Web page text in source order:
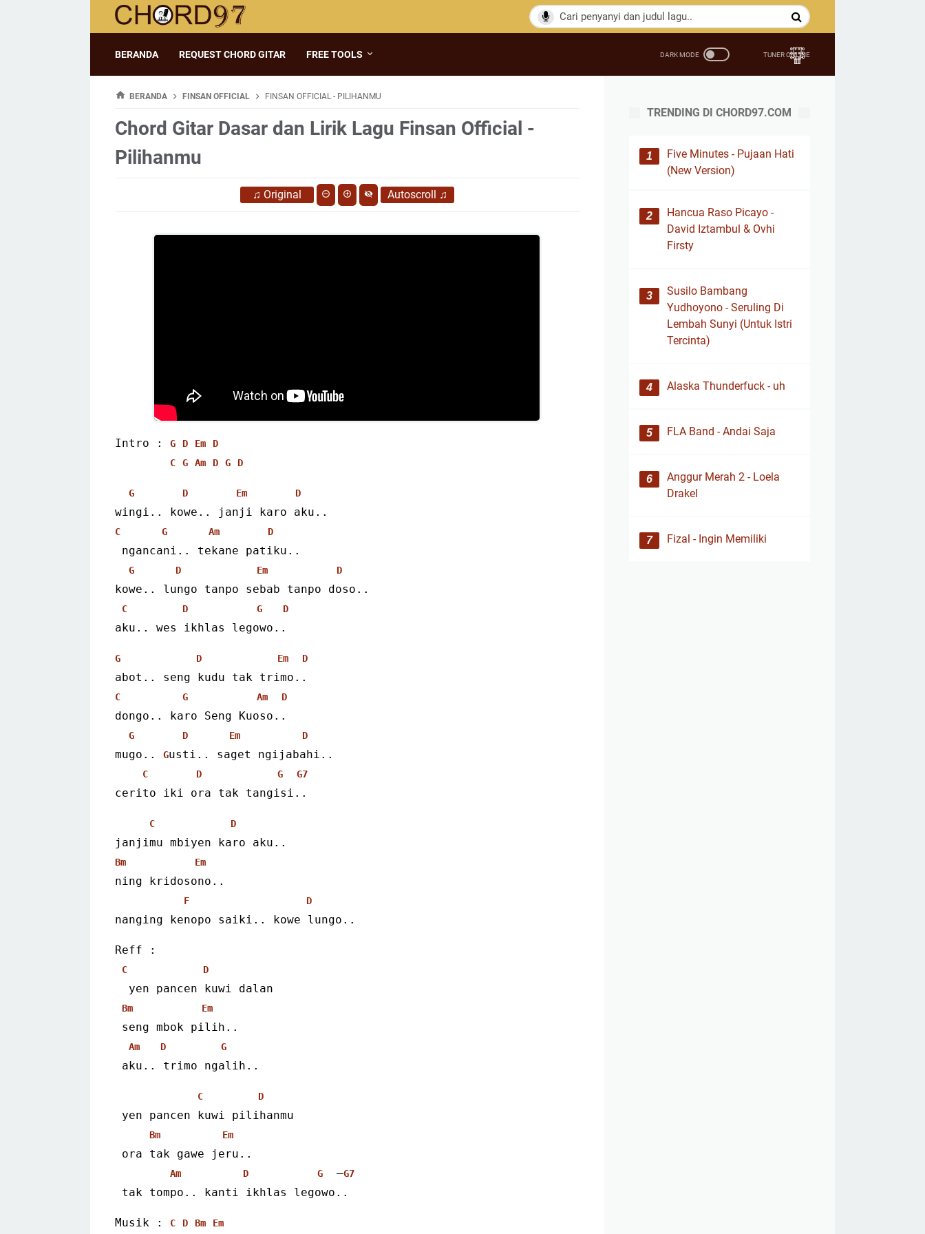
BERANDA REQUEST CHORD GITAR FREE TOOLS
BERANDA FINSAN OFFICIAL FINSAN OFFICIAL - PILIHANMU
Chord Gitar Dasar dan Lirik Lagu Finsan Official -
Pilihanmu
♫ Original Autoscroll ♫
Intro : G D Em
D
C
G Am D G D
G D Em D
wingi.. kowe.. janji karo aku..
C G Am D
ngancani.. tekane patiku..
G D Em D
kowe.. lungo tanpo sebab tanpo doso..
C D G D
aku.. wes ikhlas legowo..
G D Em D
abot.. seng kudu tak trimo..
C G Am D
dongo.. karo Seng Kuoso..
G D Em D
mugo.. Gusti.. saget ngijabahi..
C D G G7
cerito iki ora tak tangisi..
C D
janjimu mbiyen karo aku..
Bm Em
ning kridosono..
F D
nanging kenopo saiki.. kowe lungo..
Reff :
C D
  yen pancen kuwi dalan
Bm Em
seng mbok pilih..
Am D G
aku.. trimo ngalih..
C D
yen pancen kuwi pilihanmu
Bm Em
ora tak gawe jeru..
Am D G
  –
G7
tak tompo.. kanti ikhlas legowo..
Musik : C D Bm Em
TRENDING DI CHORD97.COM
Five Minutes - Pujaan Hati
(New Version)
Hancua Raso Picayo -
David Iztambul & Ovhi
Firsty
Susilo Bambang
Yudhoyono - Seruling Di
Lembah Sunyi (Untuk Istri
Tercinta)
Alaska Thunderfuck - uh
FLA Band - Andai Saja
Anggur Merah 2 - Loela
Drakel
Fizal - Ingin Memiliki